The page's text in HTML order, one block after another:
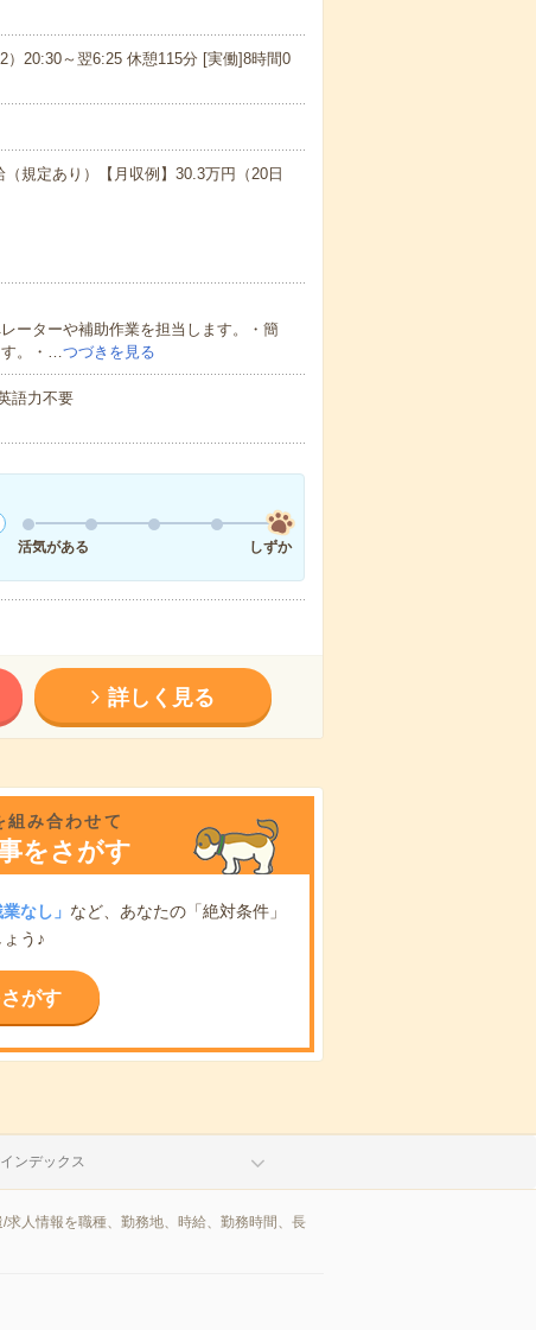
）20:30～翌6:25 休憩115分 [実働]8時間0
規定あり）【月収例】30.3万円（20日
ーターや補助作業を担当します。・簡
。・… つづきを見る
語力不要
活気がある
しずか
詳しく見る
組み合わせて
をさがす
なし」 など、あなたの「絶対条件」
う♪
がす
ンデックス
人情報を職種、勤務地、時給、勤務時間、長